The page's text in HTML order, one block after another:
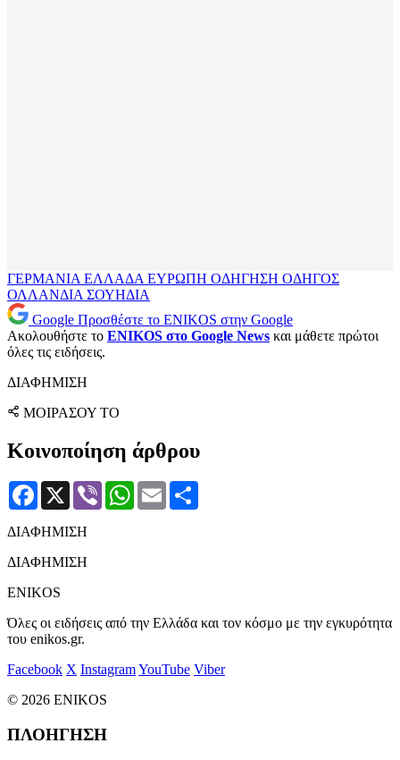
ΓΕΡΜΑΝΙΑ ΕΛΛΑΔΑ ΕΥΡΩΠΗ ΟΔΗΓΗΣΗ ΟΔΗΓΟΣ
ΟΛΛΑΝΔΙΑ ΣΟΥΗΔΙΑ
Google Προσθέστε το ENIKOS στην Google
Ακολουθήστε το ENIKOS στο Google News και μάθετε πρώτοι
όλες τις ειδήσεις.
ΔΙΑΦΗΜΙΣΗ
ΜΟΙΡΑΣΟΥ ΤΟ
Κοινοποίηση άρθρου
Facebook
X Viber WhatsApp
Email
ΔΙΑΦΗΜΙΣΗ
ΔΙΑΦΗΜΙΣΗ
ENIKOS
Όλες οι ειδήσεις από την Ελλάδα και τον κόσμο με την εγκυρότητα
του enikos.gr.
Facebook X InstagramYouTube Viber
© 2026 ENIKOS
ΠΛΟΗΓΗΣΗ